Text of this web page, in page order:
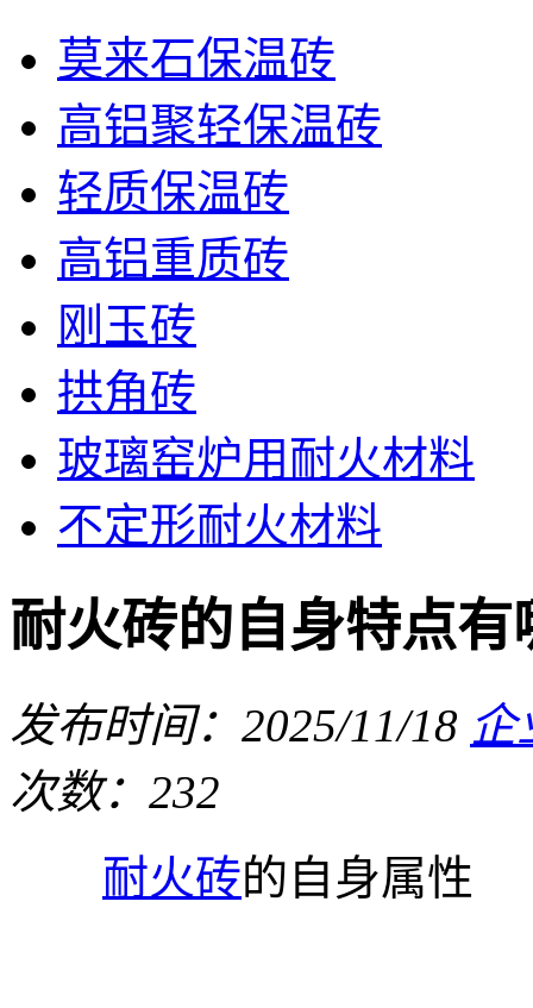
莫来石保温砖
高铝聚轻保温砖
轻质保温砖
高铝重质砖
刚玉砖
拱角砖
玻璃窑炉用耐火材料
不定形耐火材料
耐火砖的自身特点有
发布时间：2025/11/18 企
次数：232
耐火砖的自身属性